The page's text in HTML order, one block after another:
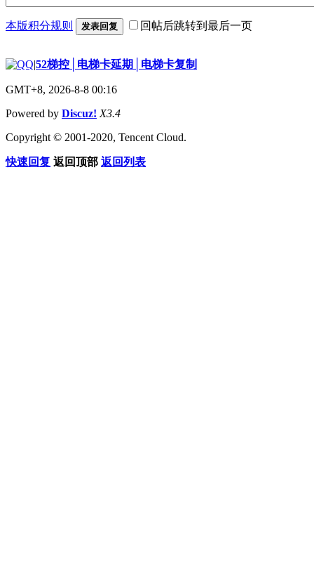
本版积分规则 发表回复 回帖后跳转到最后一页
|52梯控│电梯卡延期│电梯卡复制
GMT+8, 2026-8-8 00:16
Powered by Discuz! X3.4
Copyright © 2001-2020, Tencent Cloud.
快速回复 返回顶部 返回列表